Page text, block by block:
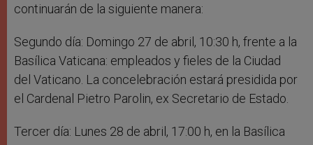
continuarán de la siguiente manera:
Segundo día: Domingo 27 de abril, 10:30 h, frente a la
Basílica Vaticana: empleados y fieles de la Ciudad
del Vaticano. La concelebración estará presidida por
el Cardenal Pietro Parolin, ex Secretario de Estado.
Tercer día: Lunes 28 de abril, 17:00 h, en la Basílica